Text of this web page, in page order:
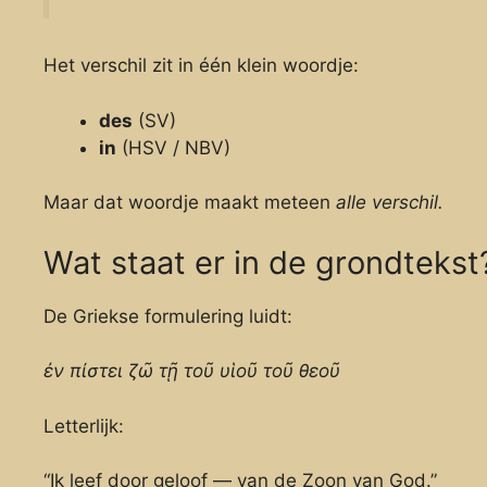
Het verschil zit in één klein woordje:
des (SV)
in (HSV / NBV)
Maar dat woordje maakt meteen alle verschil.
Wat staat er in de
De Griekse formulering luidt:
ἐν πίστει ζῶ τῇ τοῦ υἱοῦ τοῦ θεοῦ
Letterlijk:
“Ik leef door geloof — van de Zoon van God.”